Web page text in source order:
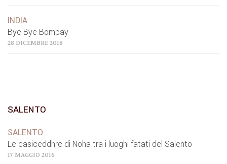
INDIA
Bye Bye Bombay
28 DICEMBRE 2018
SALENTO
SALENTO
Le casiceddhre di Noha tra i luoghi fatati del Salento
17 MAGGIO 2016